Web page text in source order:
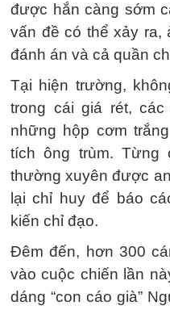
được hắn càng sớm
vấn đề có thể xảy
đánh án và cả quần
Tại hiện trường,
trong cái giá rét,
những hộp cơm
tích ông trùm. Từng
thường xuyên được
lại chỉ huy để báo
kiến chỉ đạo.
Đêm đến, hơn 300
vào cuộc chiến lần
dáng “con cáo già”